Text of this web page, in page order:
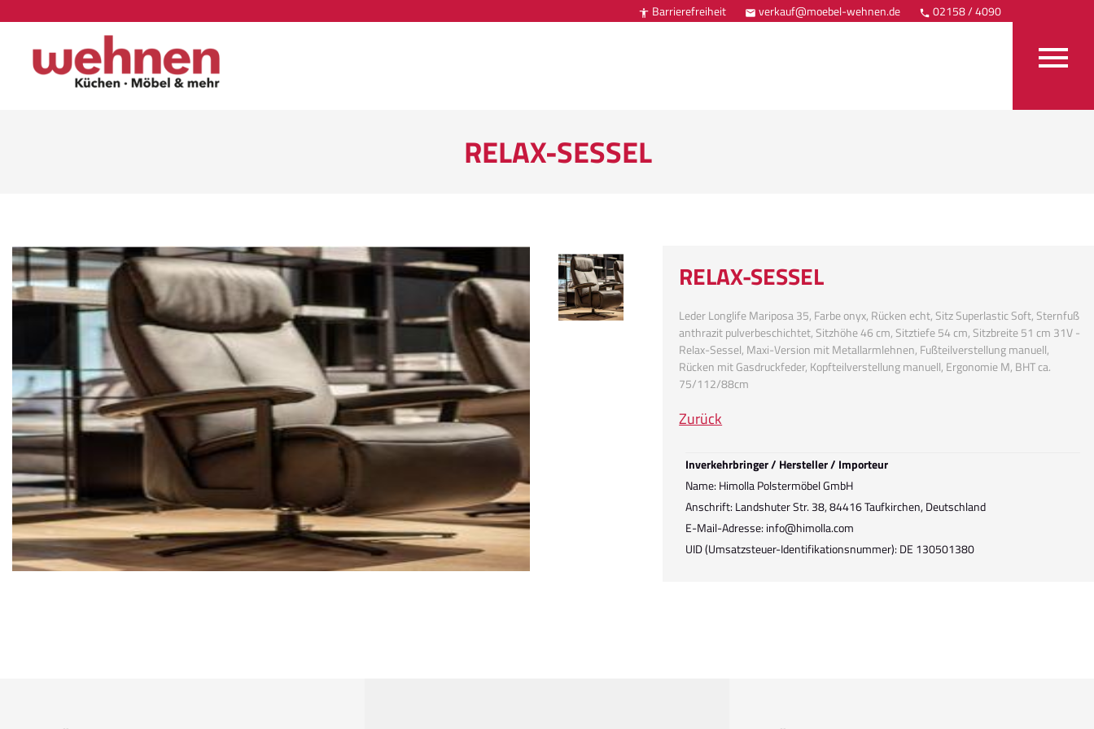
 Barrierefreiheit  verkauf@moebel-wehnen.de  02158 / 4090
RELAX-SESSEL
RELAX-SESSEL
Leder Longlife Mariposa 35, Farbe onyx, Rücken echt, Sitz Superlastic Soft, Sternfuß
anthrazit pulverbeschichtet, Sitzhöhe 46 cm, Sitztiefe 54 cm, Sitzbreite 51 cm 31V -
Relax-Sessel, Maxi-Version mit Metallarmlehnen, Fußteilverstellung manuell,
Rücken mit Gasdruckfeder, Kopfteilverstellung manuell, Ergonomie M, BHT ca.
75/112/88cm
Zurück
Inverkehrbringer / Hersteller / Importeur
Name: Himolla Polstermöbel GmbH
Anschrift: Landshuter Str. 38, 84416 Taufkirchen, Deutschland
E-Mail-Adresse: info@himolla.com
UID (Umsatzsteuer-Identifikationsnummer): DE 130501380